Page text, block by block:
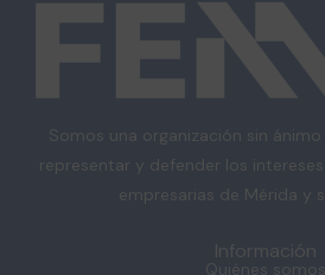
Somos una organización sin
representar y defender los
empresarias de Mérida y
Información
Quiénes somos